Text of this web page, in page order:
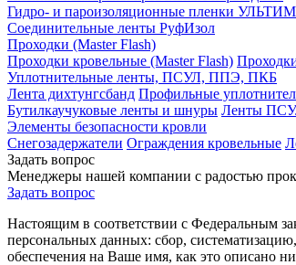
Гидро- и пароизоляционные пленки
Соединительные ленты РуфИзол
Проходки (Master Flash)
Проходки кровельные (Master Flash)
Уплотнительные ленты, ПСУЛ, ППЭ, ПКБ
Лента дихтунгсбанд Профильные
Бутилкаучуковые ленты и шнуры Ленты
Элементы безопасности кровли
Снегозадержатели Ограждения кровельные
Задать вопрос
Менеджеры нашей компании с радостью
Задать вопрос
Настоящим в соответствии с Федеральным
персональных данных: сбор,
обеспечения на Ваше имя, как это описано